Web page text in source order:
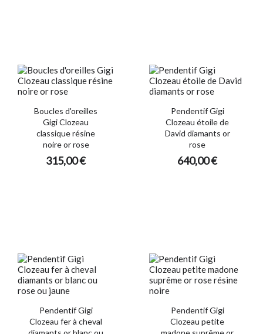
Boucles d'oreilles
Gigi Clozeau
classique résine
noire or rose
315,00 €
Pendentif Gigi
Clozeau étoile de
David diamants or
rose
640,00 €
Pendentif Gigi
Clozeau fer à cheval
Pendentif Gigi
Clozeau petite